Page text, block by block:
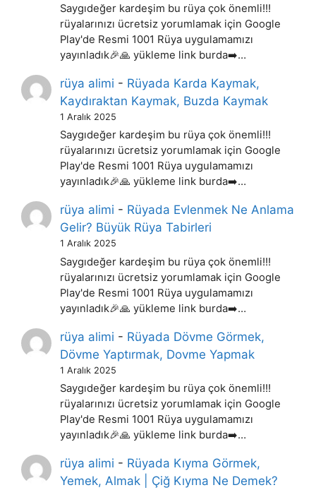
Saygıdeğer kardeşim bu rüya çok önemli!!!
rüyalarınızı ücretsiz yorumlamak için Google
Play'de Resmi 1001 Rüya uygulamamızı
yayınladık🎉🙏 yükleme link burda➡️…
rüya alimi - Rüyada Karda Kaymak,
Kaydıraktan Kaymak, Buzda Kaymak
1 Aralık 2025
Saygıdeğer kardeşim bu rüya çok önemli!!!
rüyalarınızı ücretsiz yorumlamak için Google
Play'de Resmi 1001 Rüya uygulamamızı
yayınladık🎉🙏 yükleme link burda➡️…
rüya alimi - Rüyada Evlenmek Ne Anlama
Gelir? Büyük Rüya Tabirleri
1 Aralık 2025
Saygıdeğer kardeşim bu rüya çok önemli!!!
rüyalarınızı ücretsiz yorumlamak için Google
Play'de Resmi 1001 Rüya uygulamamızı
yayınladık🎉🙏 yükleme link burda➡️…
rüya alimi - Rüyada Dövme Görmek,
Dövme Yaptırmak, Dovme Yapmak
1 Aralık 2025
Saygıdeğer kardeşim bu rüya çok önemli!!!
rüyalarınızı ücretsiz yorumlamak için Google
Play'de Resmi 1001 Rüya uygulamamızı
yayınladık🎉🙏 yükleme link burda➡️…
rüya alimi - Rüyada Kıyma Görmek,
Yemek, Almak | Çiğ Kıyma Ne Demek?